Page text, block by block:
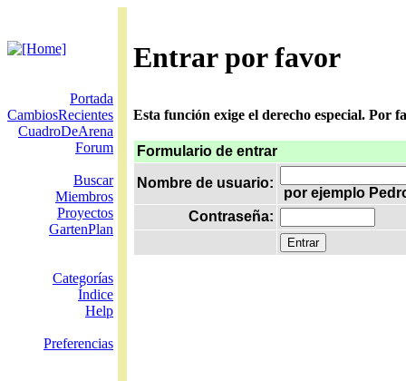
Entrar por favor
Portada
CambiosRecientes
CuadroDeArena
Forum
Buscar
Miembros
Proyectos
GartenPlan
Categorías
Índice
Help
Preferencias
Esta función exige el derecho especial. Por
Formulario de entrar
Nombre de usuario:
por ejemplo
Contraseña: